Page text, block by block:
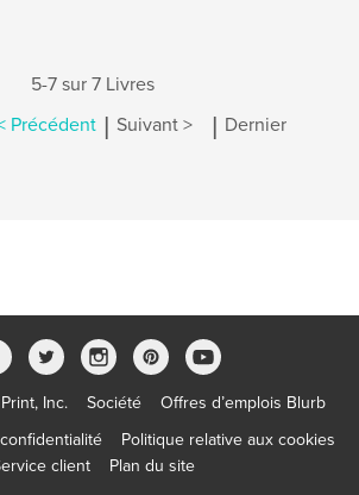
5-7 sur 7 Livres
Précédent | Suivant > | Dernier
Inc. Société
Offres d’emplois Blurb
Politique relative aux cookies
client
Plan du site